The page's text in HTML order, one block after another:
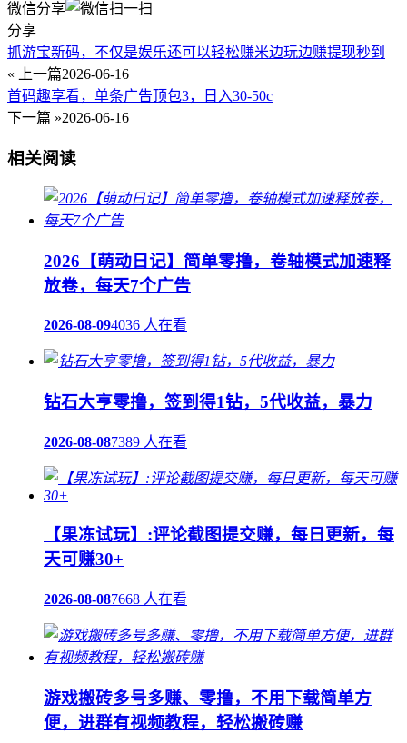
微信分享
分享
抓游宝新码，不仅是娱乐还可以轻松赚米边玩边赚提现秒到
« 上一篇2026-06-16
首码趣享看，单条广告顶包3，日入30-50c
下一篇 »2026-06-16
相关阅读
2026【萌动日记】简单零撸，卷轴模式加速释
放卷，每天7个广告
2026-08-094036 人在看
钻石大亨零撸，签到得1钻，5代收益，暴力
2026-08-087389 人在看
【果冻试玩】:评论截图提交赚，每日更新，每
天可赚30+
2026-08-087668 人在看
游戏搬砖多号多赚、零撸，不用下载简单方
便，进群有视频教程，轻松搬砖赚